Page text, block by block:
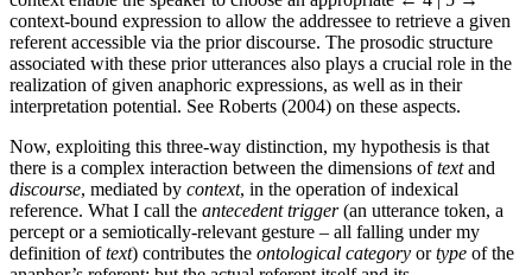
context-bound expression to allow the addressee to retrieve a given
referent accessible via the prior discourse. The prosodic structure
associated with these prior utterances also plays a crucial role in the
realization of given anaphoric expressions, as well as in their
interpretation potential. See Roberts (2004) on these aspects.
Now, exploiting this three-way distinction, my hypothesis is that
there is a complex interaction between the dimensions oftextand
discourse, mediated by context, in the operation of indexical
reference. What I call the antecedent trigger(an utterance token, a
percept or a semiotically-relevant gesture – all falling under my
definition oftext) contributes the ontological category ortype of the